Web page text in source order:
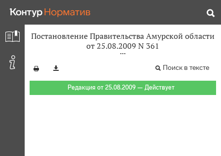
Постановление Правительства Амурской области
от 25.08.2009 N 361
Поиск в тексте
Редакция от 25.08.2009 — Действует